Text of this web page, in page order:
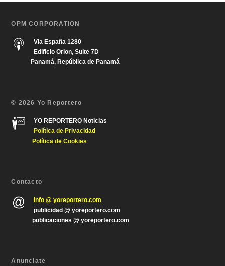
OPM CORPORATION
Via España 1280
Edificio Orion, Suite 7D
Panamá, República de Panamá
© 2026 Yo Reportero
YO REPORTERO Noticias
Política de Privacidad
Política de Cookies
Contacto
info @ yoreportero.com
publicidad @ yoreportero.com
publicaciones @ yoreportero.com
Anunciate